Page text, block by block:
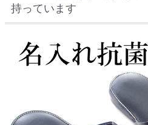
持っています